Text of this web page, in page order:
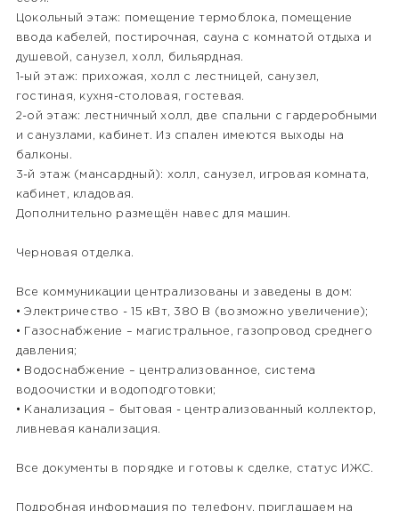
Цокольный этаж: помещение термоблока, помещение
ввода кабелей, постирочная, сауна с комнатой отдыха и
душевой, санузел, холл, бильярдная.
1-ый этаж: прихожая, холл с лестницей, санузел,
гостиная, кухня-столовая, гостевая.
2-ой этаж: лестничный холл, две спальни с гардеробными
и санузлами, кабинет. Из спален имеются выходы на
балконы.
3-й этаж (мансардный): холл, санузел, игровая комната,
кабинет, кладовая.
Дополнительно размещён навес для машин.
Черновая отделка.
Все коммуникации централизованы и заведены в дом:
• Электричество - 15 кВт, 380 В (возможно увеличение);
• Газоснабжение – магистральное, газопровод среднего
давления;
• Водоснабжение – централизованное, система
водоочистки и водоподготовки;
• Канализация – бытовая - централизованный коллектор,
ливневая канализация.
Все документы в порядке и готовы к сделке, статус ИЖС.
Подробная информация по телефону, приглашаем на